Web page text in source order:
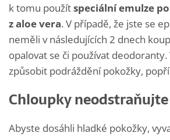
k tomu použítspeciální emulze
z aloe vera. V případě, že jste se
neměli v následujících 2 dnech
opalovat se či používat deodoranty.
způsobit podráždění pokožky,
Chloupky
Abyste dosáhli hladké pokožky,